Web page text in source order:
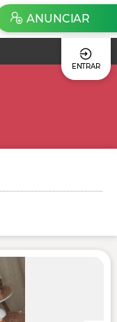
ENTRAR
ANUNCIAR